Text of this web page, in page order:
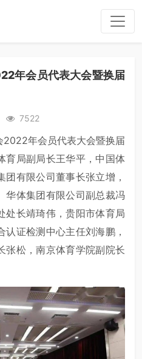
年会员代表大会暨换届
7522
年会员代表大会暨换届
育局副局长王华平，中国体
有限公司董事长张立增，
华体集团有限公司副总裁冯
处长靖琦伟，贵阳市体育局
证检测中心主任刘海鹏，
张松，南京体育学院副院长